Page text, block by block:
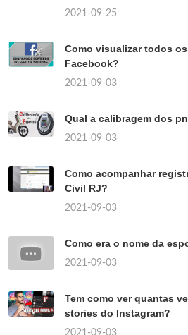
2021-09-25
Como visualizar todos
Facebook?
2021-09-03
Qual a calibragem dos
2021-09-03
Como acompanhar
Civil RJ?
2021-09-03
Como era o nome da
2021-09-03
Tem como ver quantas
stories do Instagram?
2021-09-03